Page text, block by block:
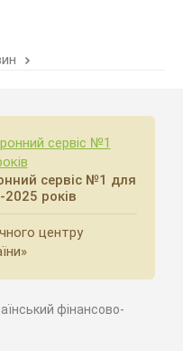
сервіс №1 для
2025 років
центру
фінансово-